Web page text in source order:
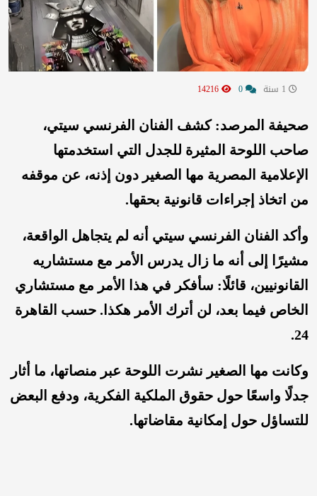
صحيفة المرصد: كشف الفنان الفرنسي سيتي،
صاحب اللوحة المثيرة للجدل التي استخدمتها
الإعلامية المصرية مها الصغير دون إذنه، عن موقفه
من اتخاذ إجراءات قانونية بحقها.
وأكد الفنان الفرنسي سيتي أنه لم يتجاهل الواقعة،
مشيرًا إلى أنه ما زال يدرس الأمر مع مستشاريه
القانونيين، قائلًا: سأفكر في هذا الأمر مع مستشاري
الخاص فيما بعد، لن أترك الأمر هكذا. حسب القاهرة
24.
وكانت مها الصغير نشرت اللوحة عبر منصاتها، ما أثار
جدلًا واسعًا حول حقوق الملكية الفكرية، ودفع البعض
للتساؤل حول إمكانية مقاضاتها.